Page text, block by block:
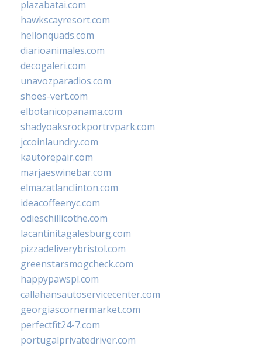
plazabatai.com
hawkscayresort.com
hellonquads.com
diarioanimales.com
decogaleri.com
unavozparadios.com
shoes-vert.com
elbotanicopanama.com
shadyoaksrockportrvpark.com
jccoinlaundry.com
kautorepair.com
marjaeswinebar.com
elmazatlanclinton.com
ideacoffeenyc.com
odieschillicothe.com
lacantinitagalesburg.com
pizzadeliverybristol.com
greenstarsmogcheck.com
happypawspl.com
callahansautoservicecenter.com
georgiascornermarket.com
perfectfit24-7.com
portugalprivatedriver.com